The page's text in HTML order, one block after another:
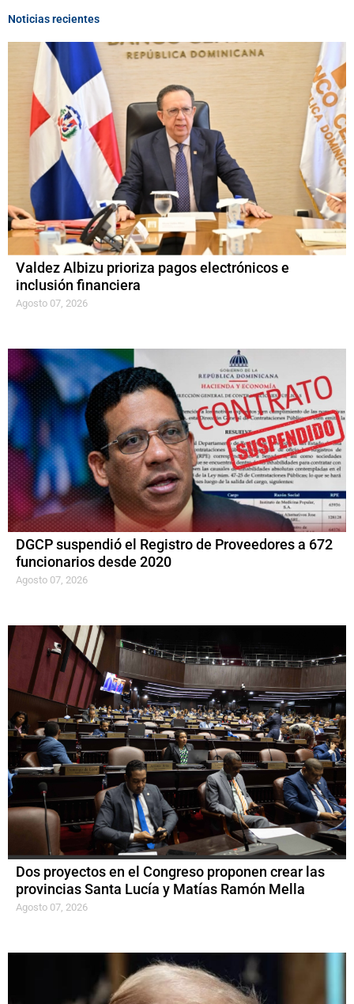
Noticias recientes
Valdez Albizu prioriza pagos electrónicos e
inclusión financiera
Agosto 07, 2026
DGCP suspendió el Registro de Proveedores a 672
funcionarios desde 2020
Agosto 07, 2026
Dos proyectos en el Congreso proponen crear las
provincias Santa Lucía y Matías Ramón Mella
Agosto 07, 2026